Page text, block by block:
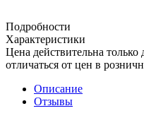
Подробности
Характеристики
Цена действительна
отличаться от цен в
Описание
Отзывы